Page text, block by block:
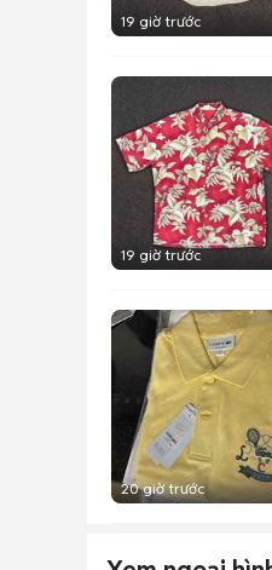
19 giờ trước
19 giờ trước
20 giờ trước